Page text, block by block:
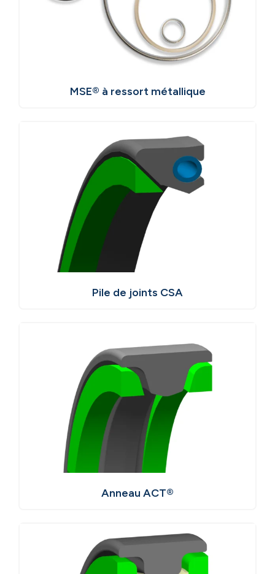
MSE® à ressort métallique
Pile de joints CSA
Anneau ACT®